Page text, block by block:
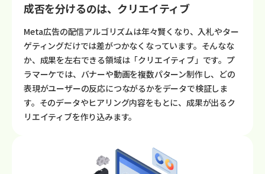
成否を分けるのは、クリエイティブ
Meta広告の配信アルゴリズムは年々賢くなり、入札やター
ゲティングだけでは差がつかなくなっています。そんなな
か、成果を左右できる領域は「クリエイティブ」です。プ
ラマーケでは、バナーや動画を複数パターン制作し、どの
表現がユーザーの反応につながるかをデータで検証しま
す。そのデータやヒアリング内容をもとに、成果が出るク
リエイティブを作り込みます。